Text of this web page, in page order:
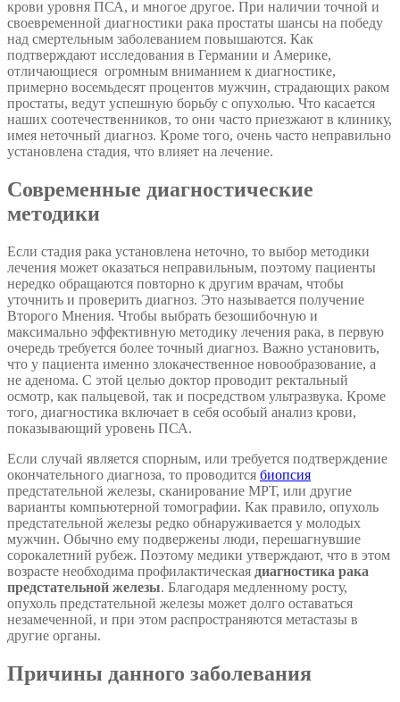
крови уровня ПСА, и многое другое. При наличии точной и
своевременной диагностики рака простаты шансы на победу
над смертельным заболеванием повышаются. Как
подтверждают исследования в Германии и Америке,
отличающиеся огромным вниманием к диагностике,
примерно восемьдесят процентов мужчин, страдающих раком
простаты, ведут успешную борьбу с опухолью. Что касается
наших соотечественников, то они часто приезжают в клинику,
имея неточный диагноз. Кроме того, очень часто неправильно
установлена стадия, что влияет на лечение.
Современные диагностические
методики
Если стадия рака установлена неточно, то выбор методики
лечения может оказаться неправильным, поэтому пациенты
нередко обращаются повторно к другим врачам, чтобы
уточнить и проверить диагноз. Это называется получение
Второго Мнения. Чтобы выбрать безошибочную и
максимально эффективную методику лечения рака, в первую
очередь требуется более точный диагноз. Важно установить,
что у пациента именно злокачественное новообразование, а
не аденома. С этой целью доктор проводит ректальный
осмотр, как пальцевой, так и посредством ультразвука. Кроме
того, диагностика включает в себя особый анализ крови,
показывающий уровень ПСА.
Если случай является спорным, или требуется подтверждение
окончательного диагноза, то проводится биопсия
предстательной железы, сканирование МРТ, или другие
варианты компьютерной томографии. Как правило, опухоль
предстательной железы редко обнаруживается у молодых
мужчин. Обычно ему подвержены люди, перешагнувшие
сорокалетний рубеж. Поэтому медики утверждают, что в этом
возрасте необходима профилактическая диагностика рака
предстательной железы. Благодаря медленному росту,
опухоль предстательной железы может долго оставаться
незамеченной, и при этом распространяются метастазы в
другие органы.
Причины данного заболевания